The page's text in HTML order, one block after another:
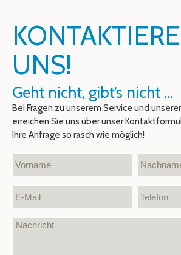
UNS!
Geht nicht, gibt’s nicht ...
Bei Fragen zu unserem Service und
erreichen Sie uns über unser
Ihre Anfrage so rasch wie möglich!